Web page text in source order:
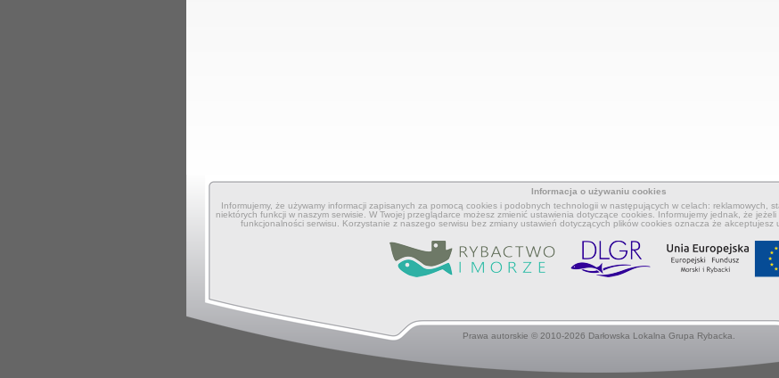
Informacja o używaniu cookies
Informujemy, że używamy informacji zapisanych za pomocą cookies i podobnych technologii w następujących w celach: reklamowych,
niektórych funkcji w naszym serwisie. W Twojej przeglądarce możesz zmienić ustawienia dotyczące cookies. Informujemy jednak, że
funkcjonalności serwisu. Korzystanie z naszego serwisu bez zmiany ustawień dotyczących plików cookies oznacza że akceptujesz
Prawa autorskie © 2010-2026 Darłowska Lokalna Grupa Rybacka.